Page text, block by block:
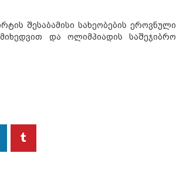
შესაბამისი სახეობების ეროვნული
და ოლიმპიადის საშეჯიბრო